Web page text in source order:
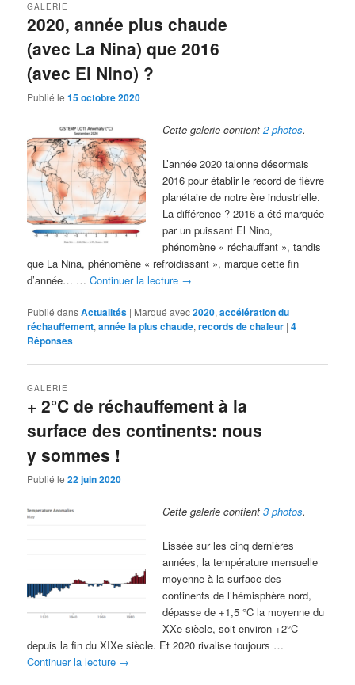
2020, année plus chaude
(avec La Nina) que 2016
(avec El Nino) ?
GALERIE
Publié le15 octobre 2020
Cette galerie contient2 photos.
L’année 2020 talonne désormais
2016 pour établir le record de fièvre
planétaire de notre ère industrielle.
La différence ? 2016 a été marquée
par un puissant El Nino,
phénomène « réchauffant », tandis
que La Nina, phénomène « refroidissant », marque cette fin
d’année… …Continuer la lecture →
Publié dansActualités | Marqué avec2020,accélération du
réchauffement,année la plus chaude,records de chaleur |4
Réponses
+ 2°C de réchauffement à la
surface des continents: nous
y sommes !
GALERIE
Publié le22 juin 2020
Cette galerie contient3 photos.
Lissée sur les cinq dernières
années, la température mensuelle
moyenne à la surface des
continents de l’hémisphère nord,
dépasse de +1,5 °C la moyenne du
XXe siècle, soit environ +2°C
depuis la fin du XIXe siècle. Et 2020 rivalise toujours …
Continuer la lecture →